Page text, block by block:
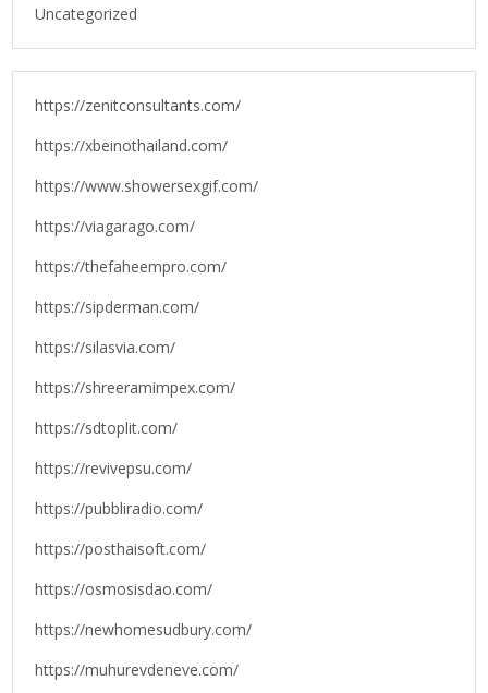
Uncategorized
https://zenitconsultants.com/
https://xbeinothailand.com/
https://www.showersexgif.com/
https://viagarago.com/
https://thefaheempro.com/
https://sipderman.com/
https://silasvia.com/
https://shreeramimpex.com/
https://sdtoplit.com/
https://revivepsu.com/
https://pubbliradio.com/
https://posthaisoft.com/
https://osmosisdao.com/
https://newhomesudbury.com/
https://muhurevdeneve.com/